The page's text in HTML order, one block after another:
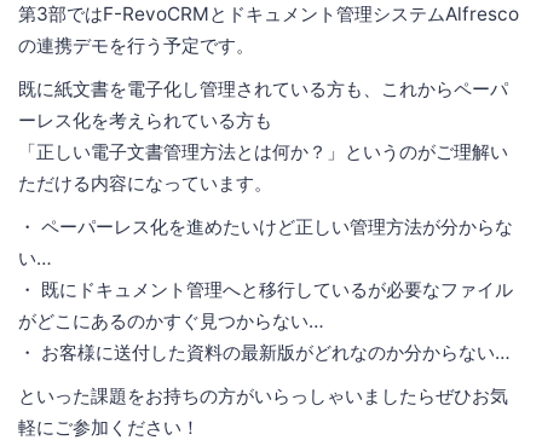
第3部ではF-RevoCRMとドキュメント管理システムAlfresco
の連携デモを行う予定です。
既に紙文書を電子化し管理されている方も、これからペーパ
ーレス化を考えられている方も
「正しい電子文書管理方法とは何か？」というのがご理解い
ただける内容になっています。
・ ペーパーレス化を進めたいけど正しい管理方法が分からな
い…
・ 既にドキュメント管理へと移行しているが必要なファイル
がどこにあるのかすぐ見つからない…
・ お客様に送付した資料の最新版がどれなのか分からない…
といった課題をお持ちの方がいらっしゃいましたらぜひお気
軽にご参加ください！